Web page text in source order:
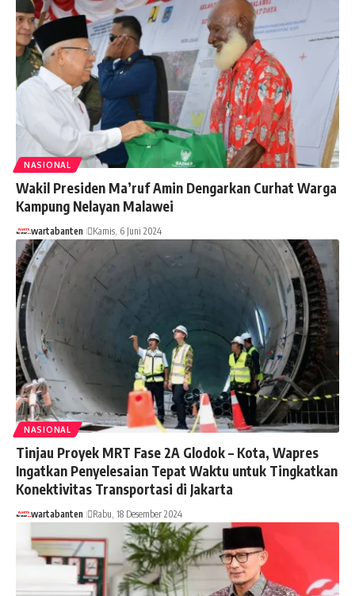
NASIONAL
Wakil Presiden Ma’ruf Amin Dengarkan Curhat Warga
Kampung Nelayan Malawei
wartabanten Kamis, 6 Juni 2024
NASIONAL
Tinjau Proyek MRT Fase 2A Glodok – Kota, Wapres
Ingatkan Penyelesaian Tepat Waktu untuk Tingkatkan
Konektivitas Transportasi di Jakarta
wartabanten Rabu, 18 Desember 2024